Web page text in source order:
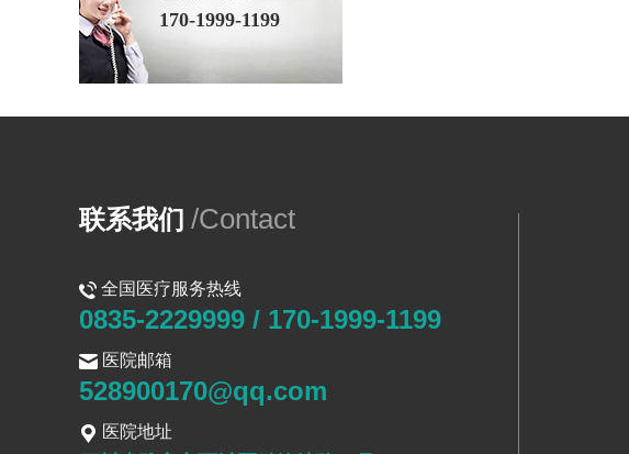
170-1999-1199
联系我们 /Contact
全国医疗服务热线
0835-2229999 / 170-1999-1199
医院邮箱
528900170@qq.com
医院地址